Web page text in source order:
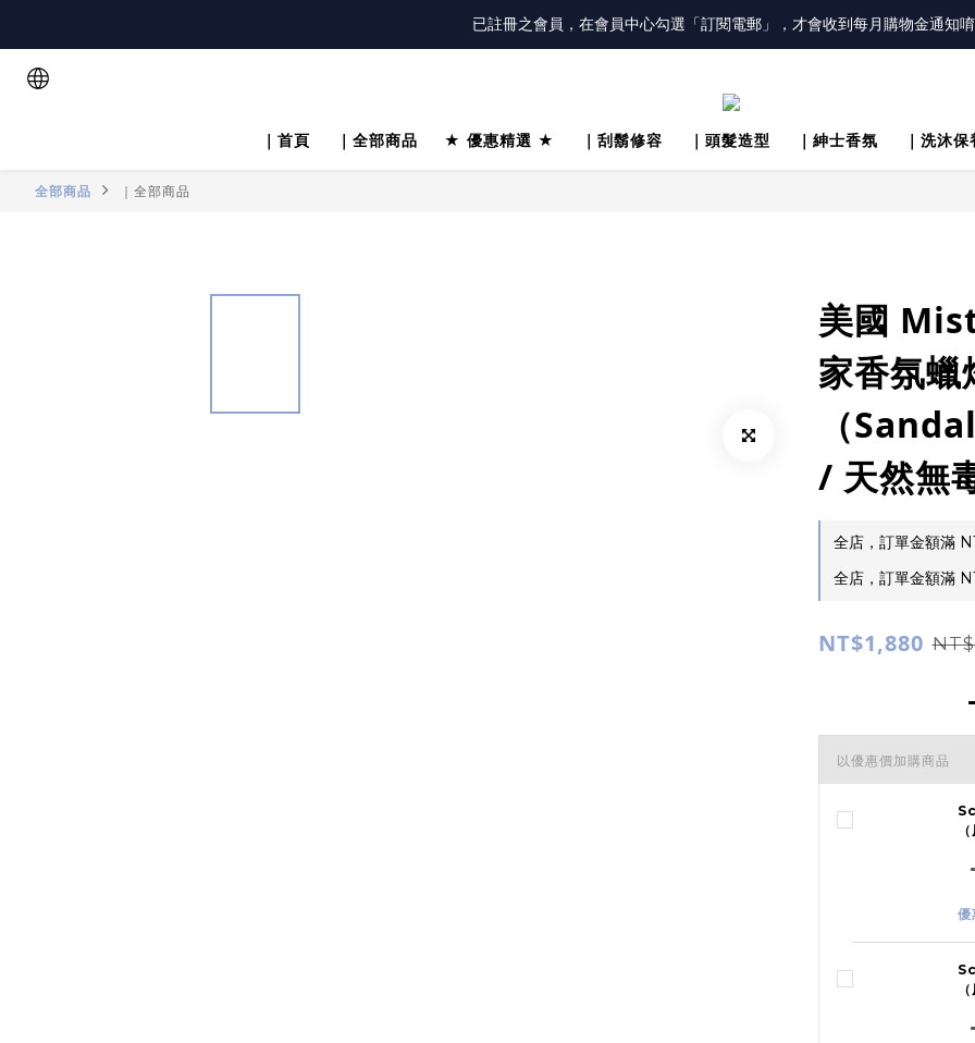
註冊會員「送100元購物金」，同時勾選「接收優惠通知」，還有每月購物
已註冊之會員，在會員中心勾選「訂閱電郵」，才會收到每月購物金通知
｜首頁 ｜全部商品 ★ 優惠精選 ★ ｜刮鬍修容 ｜頭髮造型 ｜紳士香氛 ｜洗沐保
全部商品 ｜全部商品
美國
家香氛蠟
（
/ 天然無
全店，訂單金額滿
全店，訂單金額滿
NT$1,880
以優惠價加購商品